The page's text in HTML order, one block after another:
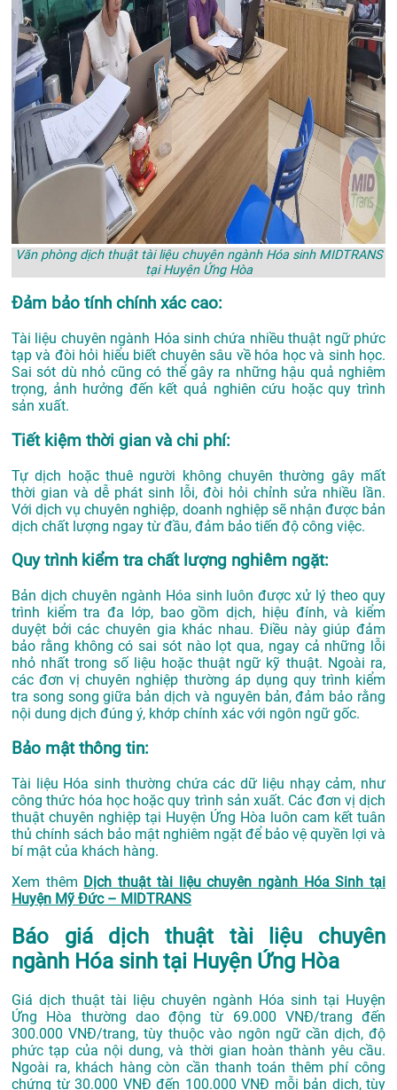
Văn phòng dịch thuật tài liệu chuyên ngành Hóa sinh MIDTRANS
tại Huyện Ứng Hòa
Đảm bảo tính chính xác cao:
Tài liệu chuyên ngành Hóa sinh chứa nhiều thuật ngữ phức
tạp và đòi hỏi hiểu biết chuyên sâu về hóa học và sinh học.
Sai sót dù nhỏ cũng có thể gây ra những hậu quả nghiêm
trọng, ảnh hưởng đến kết quả nghiên cứu hoặc quy trình
sản xuất.
Tiết kiệm thời gian và chi phí:
Tự dịch hoặc thuê người không chuyên thường gây mất
thời gian và dễ phát sinh lỗi, đòi hỏi chỉnh sửa nhiều lần.
Với dịch vụ chuyên nghiệp, doanh nghiệp sẽ nhận được bản
dịch chất lượng ngay từ đầu, đảm bảo tiến độ công việc.
Quy trình kiểm tra chất lượng nghiêm ngặt:
Bản dịch chuyên ngành Hóa sinh luôn được xử lý theo quy
trình kiểm tra đa lớp, bao gồm dịch, hiệu đính, và kiểm
duyệt bởi các chuyên gia khác nhau. Điều này giúp đảm
bảo rằng không có sai sót nào lọt qua, ngay cả những lỗi
nhỏ nhất trong số liệu hoặc thuật ngữ kỹ thuật. Ngoài ra,
các đơn vị chuyên nghiệp thường áp dụng quy trình kiểm
tra song song giữa bản dịch và nguyên bản, đảm bảo rằng
nội dung dịch đúng ý, khớp chính xác với ngôn ngữ gốc.
Bảo mật thông tin:
Tài liệu Hóa sinh thường chứa các dữ liệu nhạy cảm, như
công thức hóa học hoặc quy trình sản xuất. Các đơn vị dịch
thuật chuyên nghiệp tại Huyện Ứng Hòa luôn cam kết tuân
thủ chính sách bảo mật nghiêm ngặt để bảo vệ quyền lợi và
bí mật của khách hàng.
Xem thêm Dịch thuật tài liệu chuyên ngành Hóa Sinh tại
Huyện Mỹ Đức – MIDTRANS
Báo giá dịch thuật tài liệu chuyên
ngành Hóa sinh tại Huyện Ứng Hòa
Giá dịch thuật tài liệu chuyên ngành Hóa sinh tại Huyện
Ứng Hòa thường dao động từ 69.000 VNĐ/trang đến
300.000 VNĐ/trang, tùy thuộc vào ngôn ngữ cần dịch, độ
phức tạp của nội dung, và thời gian hoàn thành yêu cầu.
Ngoài ra, khách hàng còn cần thanh toán thêm phí công
chứng từ 30.000 VNĐ đến 100.000 VNĐ mỗi bản dịch, tùy